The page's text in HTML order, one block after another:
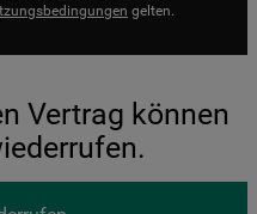
gelten.
Vertrag können